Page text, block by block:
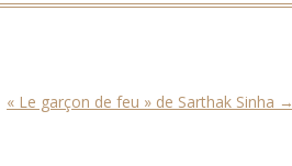
« Le garçon de feu » de Sarthak Sinha →